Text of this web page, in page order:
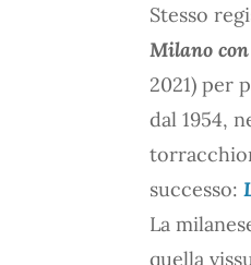
Stesso
Milano
2021) per
dal 1954,
successo:
La
quella